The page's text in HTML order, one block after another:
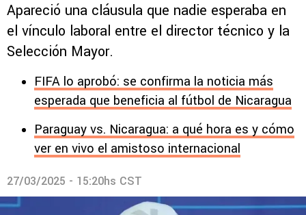
Apareció una cláusula que nadie esperaba en
el vínculo laboral entre el director técnico y la
Selección Mayor.
FIFA lo aprobó: se confirma la noticia más
esperada que beneficia al fútbol de Nicaragua
Paraguay vs. Nicaragua: a qué hora es y cómo
ver en vivo el amistoso internacional
27/03/2025 - 15:20hs CST